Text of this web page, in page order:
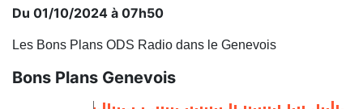
Du 01/10/2024 à 07h50
Les Bons Plans ODS Radio dans le Genevois
Bons Plans Genevois